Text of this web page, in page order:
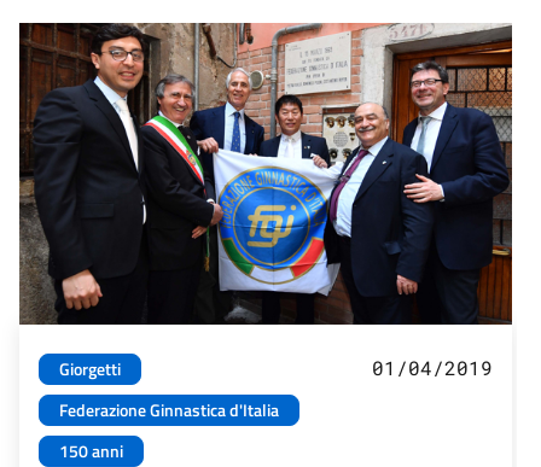
Giorgetti
Federazione Ginnastica d'Italia
150 anni
01/04/2019